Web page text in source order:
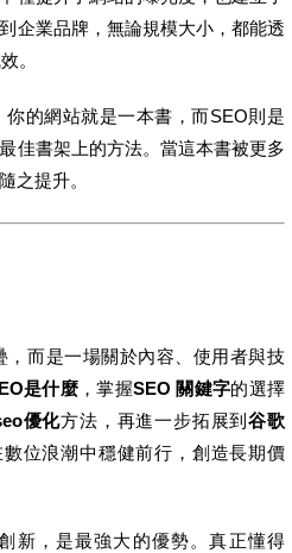
企業品牌，無論規模大小，都能透
。
的網站就是一本書，而SEO則是
佳書架上的方法。當這本書被更多
之提升。
，而是一場關於內容、使用者與技
是什麼 ，掌握SEO 關鍵字的選擇
優化方法，再進一步拓展到谷歌
位浪潮中穩健前行，創造長期價
新，是最強大的優勢。真正懂得